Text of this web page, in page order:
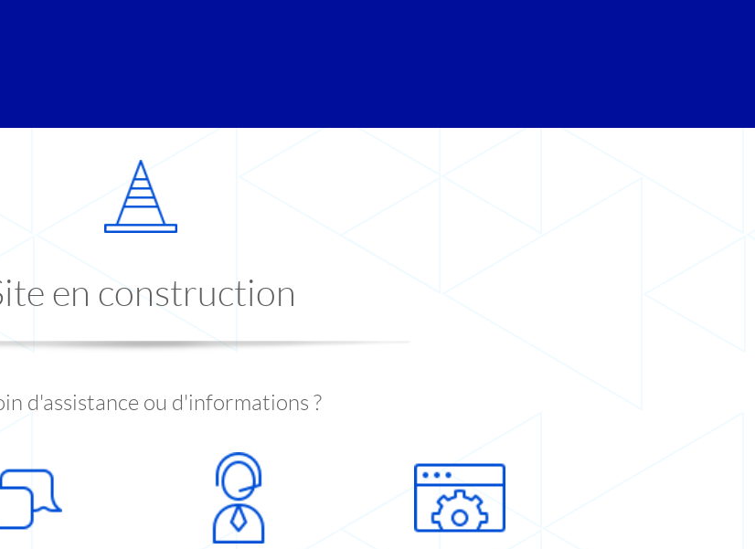
en construction
d'assistance ou d'informations ?